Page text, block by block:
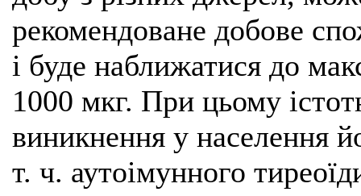
рекомендоване добове
і буде наближатися до
1000 мкг. При цьому
виникнення у населення
т. ч. аутоімунного